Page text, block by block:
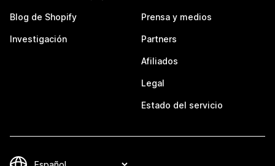
Blog de Shopify
Investigación
Prensa y medios
Partners
Afiliados
Legal
Estado del servicio